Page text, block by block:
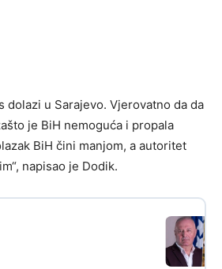
dolazi u Sarajevo. Vjerovatno da da
je BiH nemoguća i propala
BiH čini manjom, a autoritet
napisao je Dodik.